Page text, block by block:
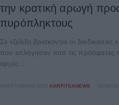
την κρατική αρωγή
πυρόπληκτους
Σε εξέλιξη βρίσκονται οι
που επλήγησαν από τις πρόσφατες
αρχές...
KARFITSANEWS